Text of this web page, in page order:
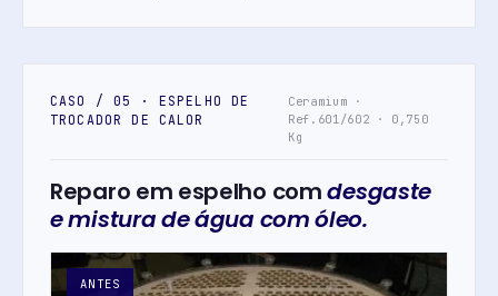
CASO / 05 · ESPELHO DE
TROCADOR DE CALOR
Ceramium ·
Ref.601/602 · 0,750
Kg
Reparo em espelho comdesgaste
e mistura de água com óleo.
ANTES